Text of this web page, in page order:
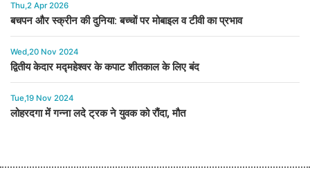
Thu,2 Apr 2026
बचपन और स्क्रीन की दुनिया: बच्चों पर मोबाइल व टीवी का प्रभाव
Wed,20 Nov 2024
द्वितीय केदार मद्महेश्वर के कपाट शीतकाल के लिए बंद
Tue,19 Nov 2024
लोहरदगा में गन्ना लदे ट्रक ने युवक को रौंदा, मौत